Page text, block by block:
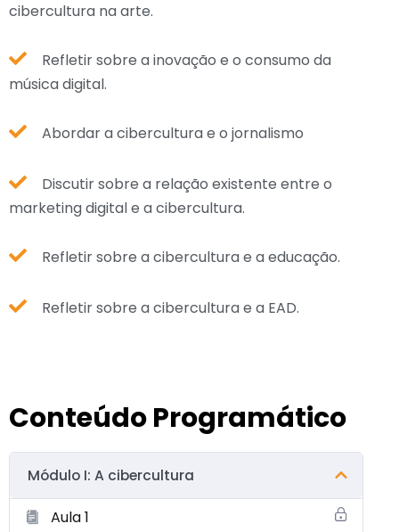
cibercultura na arte.
Refletir sobre a inovação e o consumo da
música digital.
Abordar a cibercultura e o jornalismo
Discutir sobre a relação existente entre o
marketing digital e a cibercultura.
Refletir sobre a cibercultura e a educação.
Refletir sobre a cibercultura e a EAD.
Conteúdo Programático
Módulo I: A cibercultura
Aula 1